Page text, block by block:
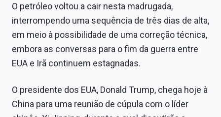
O petróleo voltou a cair nesta madrugada,
interrompendo uma sequência de três dias de alta,
em meio à possibilidade de uma correção técnica,
embora as conversas para o fim da guerra entre
EUA e Irã continuem estagnadas.
O presidente dos EUA, Donald Trump, chega hoje à
China para uma reunião de cúpula com o líder